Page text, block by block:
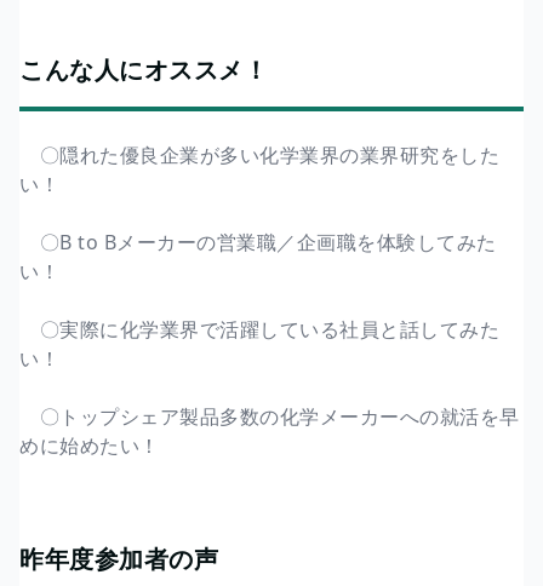
こんな人にオススメ！
〇隠れた優良企業が多い化学業界の業界研究をした
い！
〇B to Bメーカーの営業職／企画職を体験してみた
い！
〇実際に化学業界で活躍している社員と話してみた
い！
〇トップシェア製品多数の化学メーカーへの就活を早
めに始めたい！
昨年度参加者の声